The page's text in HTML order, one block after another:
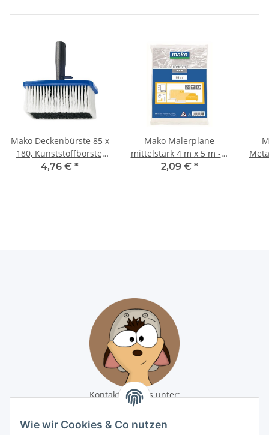
Wie wir Cookies & Co nutzen
Mako Deckenbürste 85 x
180, Kunststoffborste,
volle Ausführung
4,76 € *
Mako Malerplane
mittelstark 4 m x 5 m - 1
Stück
2,09 € *
Kontaktiere uns unter:
shop@baunativ.de
+49 3435 66699899